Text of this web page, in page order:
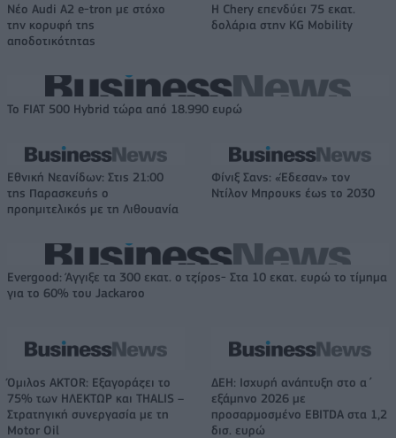
Νέο Audi A2 e-tron με στόχο
την κορυφή της
αποδοτικότητας
Η Chery επενδύει 75 εκατ.
δολάρια στην KG Mobility
Το FIAT 500 Hybrid τώρα από 18.990 ευρώ
Εθνική Νεανίδων: Στις 21:00
της Παρασκευής ο
προημιτελικός με τη Λιθουανία
Φίνιξ Σανς: «Έδεσαν» τον
Ντίλον Μπρουκς έως το 2030
Evergood: Άγγιξε τα 300 εκατ. ο τζίρος- Στα 10 εκατ. ευρώ το τίμημα
για το 60% του Jackaroo
Όμιλος AKTOR: Εξαγοράζει το
75% των ΗΛΕΚΤΩΡ και THALIS –
Στρατηγική συνεργασία με τη
Motor Oil
ΔΕΗ: Ισχυρή ανάπτυξη στο α΄
εξάμηνο 2026 με
προσαρμοσμένο EBITDA στα 1,2
δισ. ευρώ